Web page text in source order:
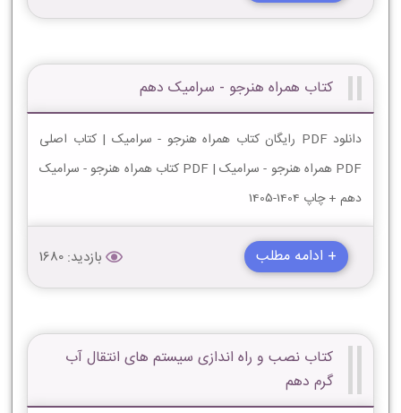
کتاب همراه هنرجو - سرامیک دهم
دانلود PDF رایگان کتاب همراه هنرجو - سرامیک | کتاب اصلی
PDF همراه هنرجو - سرامیک | PDF کتاب همراه هنرجو - سرامیک
دهم + چاپ 1404-1405
+ ادامه مطلب بازدید: 1680
کتاب نصب و راه اندازی سیستم های انتقال آب
گرم دهم